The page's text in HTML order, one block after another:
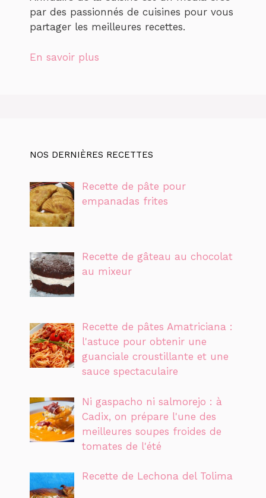
par des passionnés de cuisines pour vous
partager les meilleures recettes.
En savoir plus
NOS DERNIÈRES RECETTES
Recette de pâte pour
empanadas frites
Recette de gâteau au chocolat
au mixeur
Recette de pâtes Amatriciana :
l'astuce pour obtenir une
guanciale croustillante et une
sauce spectaculaire
Ni gaspacho ni salmorejo : à
Cadix, on prépare l'une des
meilleures soupes froides de
tomates de l'été
Recette de Lechona del Tolima